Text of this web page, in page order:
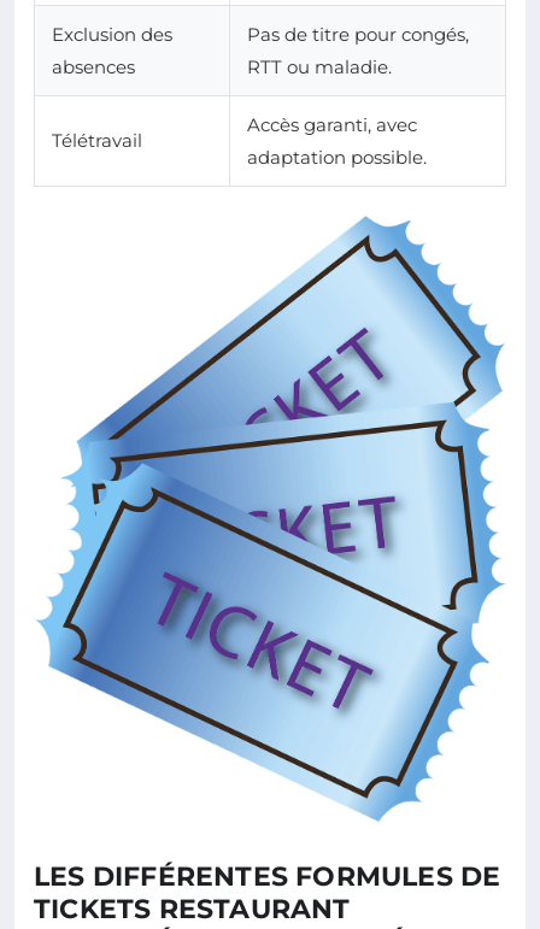
Exclusion des
absences
Pas de titre pour congés,
RTT ou maladie.
Télétravail
Accès garanti, avec
adaptation possible.
LES DIFFÉRENTES FORMULES DE
TICKETS RESTAURANT